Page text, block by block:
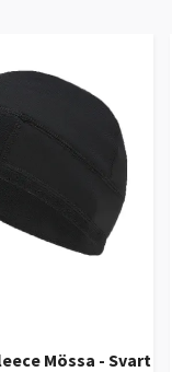
Mössa - Svart